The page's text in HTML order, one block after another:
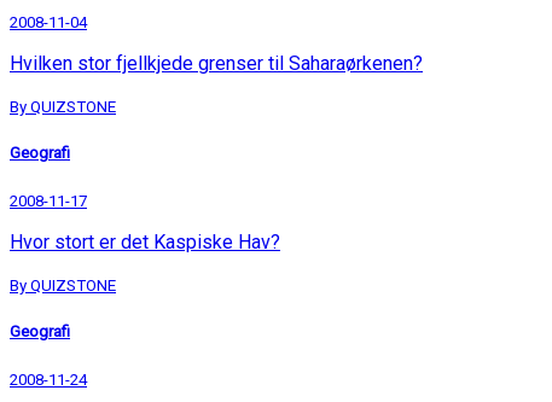
2008-11-04
Hvilken stor fjellkjede grenser til Saharaørkenen?
By QUIZSTONE
Geografi
2008-11-17
Hvor stort er det Kaspiske Hav?
By QUIZSTONE
Geografi
2008-11-24